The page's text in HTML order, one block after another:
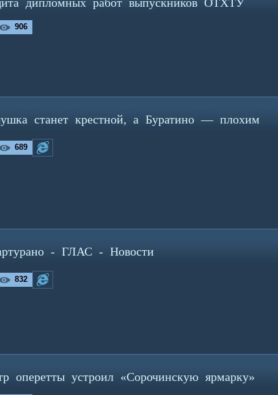
906
станет крестной, а Буратино — плохим
689
- ГЛАС - Новости
832
оперетты устроил «Сорочинскую ярмарку»